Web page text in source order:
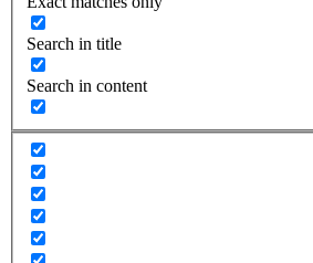
Search in title
Search in content